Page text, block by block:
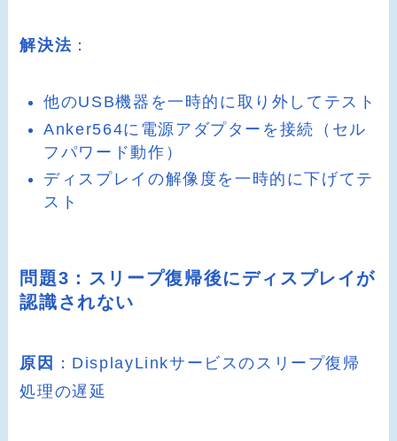
解決法 ：
他のUSB機器を一時的に取り外してテスト
Anker564に電源アダプターを接続（セル
フパワード動作）
ディスプレイの解像度を一時的に下げてテ
スト
問題3：スリープ復帰後にディスプレイが
認識されない
原因
：DisplayLinkサービスのスリープ復帰
処理の遅延